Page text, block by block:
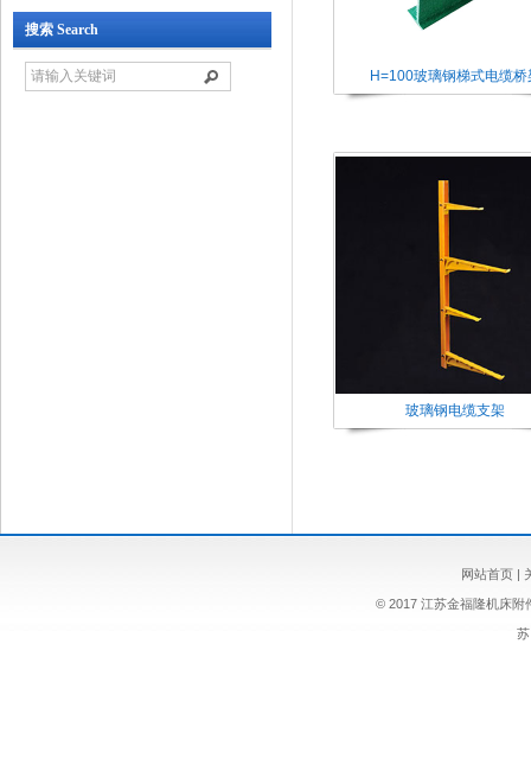
搜索 Search
H=100玻璃钢梯式电缆桥
玻璃钢电缆支架
网站首页|
© 2017 江苏金福隆机床附